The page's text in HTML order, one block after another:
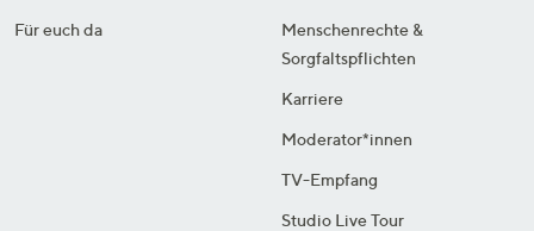
Für euch da
Menschenrechte &
Sorgfaltspflichten
Karriere
Moderator*innen
TV-Empfang
Studio Live Tour